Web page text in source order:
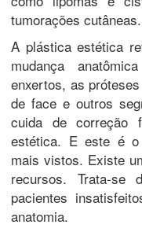
tumorações cutâneas.
A plástica estética
mudança
enxertos, as
de face e outros
cuida de correção
estética. E este é o
mais vistos. Existe
recursos. Trata-se
pacientes
anatomia.